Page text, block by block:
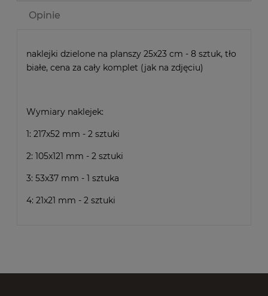
Opinie
naklejki dzielone na planszy 25x23 cm - 8 sztuk, tło
białe, cena za cały komplet (jak na zdjęciu)
Wymiary naklejek:
1: 217x52 mm - 2 sztuki
2: 105x121 mm - 2 sztuki
3: 53x37 mm - 1 sztuka
4: 21x21 mm - 2 sztuki